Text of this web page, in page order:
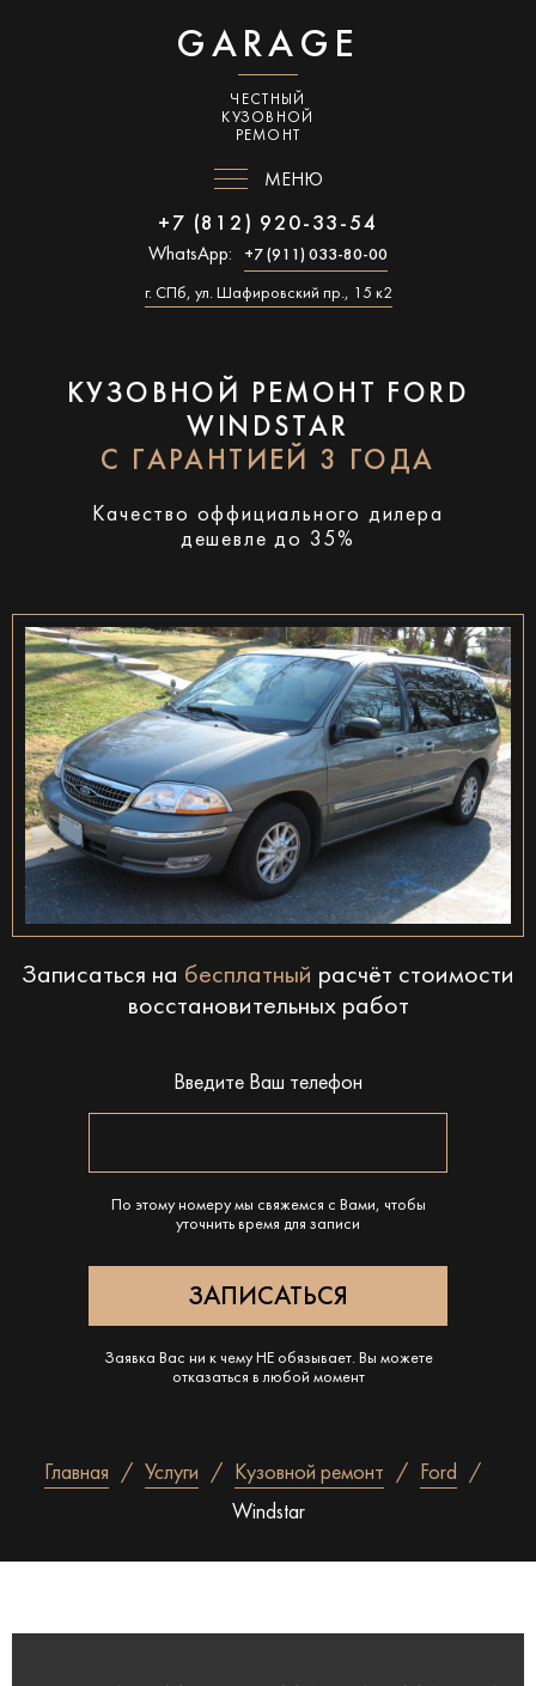
GARAGE
ЧЕСТНЫЙ
КУЗОВНОЙ
РЕМОНТ
МЕНЮ
+7 (812) 920-33-54
WhatsApp: +7 (911) 033-80-00
г. СПб, ул. Шафировский пр., 15 к2
КУЗОВНОЙ РЕМОНТ FORD
WINDSTAR
С ГАРАНТИЕЙ 3 ГОДА
Качество оффициального дилера
дешевле до 35%
Записаться на бесплатный расчёт стоимости
восстановительных работ
Введите Ваш телефон
По этому номеру мы свяжемся с Вами, чтобы
уточнить время для записи
Заявка Вас ни к чему НЕ обязывает. Вы можете
отказаться в любой момент
Главная Услуги Кузовной ремонт
Ford
Windstar